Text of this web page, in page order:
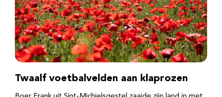
Twaalf voetbalvelden aan klaprozen